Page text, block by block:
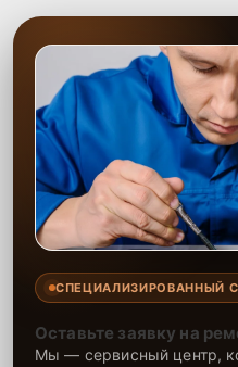
СПЕЦИАЛИЗИРОВАННЫЙ
Оставьте заявку на
Мы — сервисный центр,